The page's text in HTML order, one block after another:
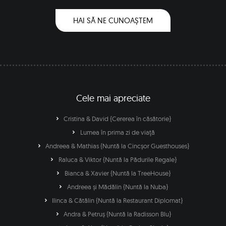
HAI SĂ NE CUNOAȘTEM
Cele mai apreciate
Cristina & David {Cererea în căsătorie}
Lumea în prima zi de viaţă
Andreea & Mathias {Nuntă la Cincșor Guesthouses}
Raluca & Viktor {Nuntă la Pădurile Regale}
Bianca & Xavier {Nuntă la TreeHouse}
Andreea și Mădălin {Nuntă la Nuba}
Ilinca & Cătălin {Nuntă la Restaurant Diplomat}
Andra & Petruș {Nuntă la Radisson Blu}